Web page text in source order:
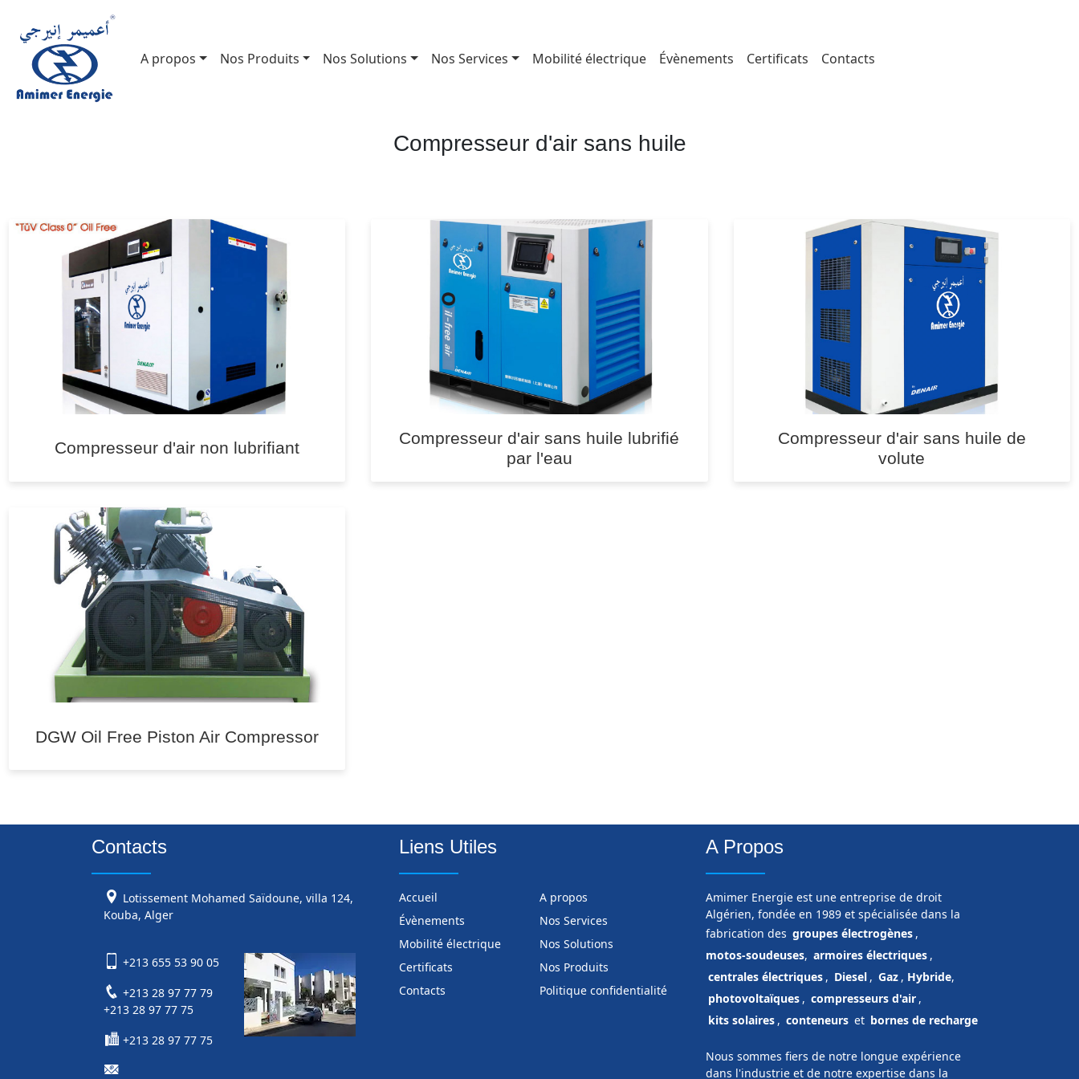
A propos Nos Produits Nos Solutions Nos Services Mobilité électrique Évènements Certificats Contacts
Compresseur d'air sans huile
Compresseur d'air non lubrifiant
Compresseur d'air sans huile lubrifié
par l'eau
Compresseur d'air sans huile de
volute
DGW Oil Free Piston Air Compressor
Contacts
Lotissement Mohamed Saïdoune, villa 124,
Kouba, Alger
+213 655 53 90 05
+213 28 97 77 79
+213 28 97 77 75
+213 28 97 77 75
Liens Utiles
Accueil
A propos
Évènements
Nos Services
Mobilité électrique
Nos Solutions
Certificats
Nos Produits
Contacts
Politique confidentialité
A Propos
Amimer Energie est une entreprise de droit
Algérien, fondée en 1989 et spécialisée dans la
fabrication des groupes électrogènes ,
motos-soudeuses, armoires électriques ,
centrales électriques , Diesel , Gaz , Hybride,
photovoltaïques , compresseurs d'air ,
kits solaires , conteneurs et bornes de recharge
Nous sommes fiers de notre longue expérience
dans l'industrie et de notre expertise dans la